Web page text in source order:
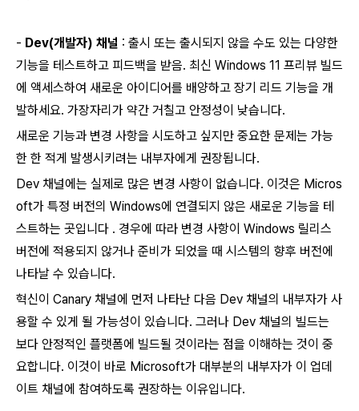
- Dev(개발자) 채널 : 출시 또는 출시되지 않을 수도 있는 다양한
기능을 테스트하고 피드백을 받음. 최신 Windows 11 프리뷰 빌드
에 액세스하여 새로운 아이디어를 배양하고 장기 리드 기능을 개
발하세요. 가장자리가 약간 거칠고 안정성이 낮습니다.
새로운 기능과 변경 사항을 시도하고 싶지만 중요한 문제는 가능
한 한 적게 발생시키려는 내부자에게 권장됩니다.
Dev 채널에는 실제로 많은 변경 사항이 없습니다. 이것은 Micros
oft가 특정 버전의 Windows에 연결되지 않은 새로운 기능을 테
스트하는 곳입니다 . 경우에 따라 변경 사항이 Windows 릴리스
버전에 적용되지 않거나 준비가 되었을 때 시스템의 향후 버전에
나타날 수 있습니다.
혁신이 Canary 채널에 먼저 나타난 다음 Dev 채널의 내부자가 사
용할 수 있게 될 가능성이 있습니다. 그러나 Dev 채널의 빌드는
보다 안정적인 플랫폼에 빌드될 것이라는 점을 이해하는 것이 중
요합니다. 이것이 바로 Microsoft가 대부분의 내부자가 이 업데
이트 채널에 참여하도록 권장하는 이유입니다.